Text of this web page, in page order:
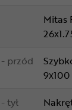
Mitas
przód
tył